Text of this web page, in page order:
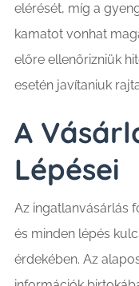
elérését, míg a
kamatot vonhat
előre ellenőrizniük
esetén javítaniuk
A
Lépései
Az ingatlanvásárlás
és minden lépés
érdekében. Az